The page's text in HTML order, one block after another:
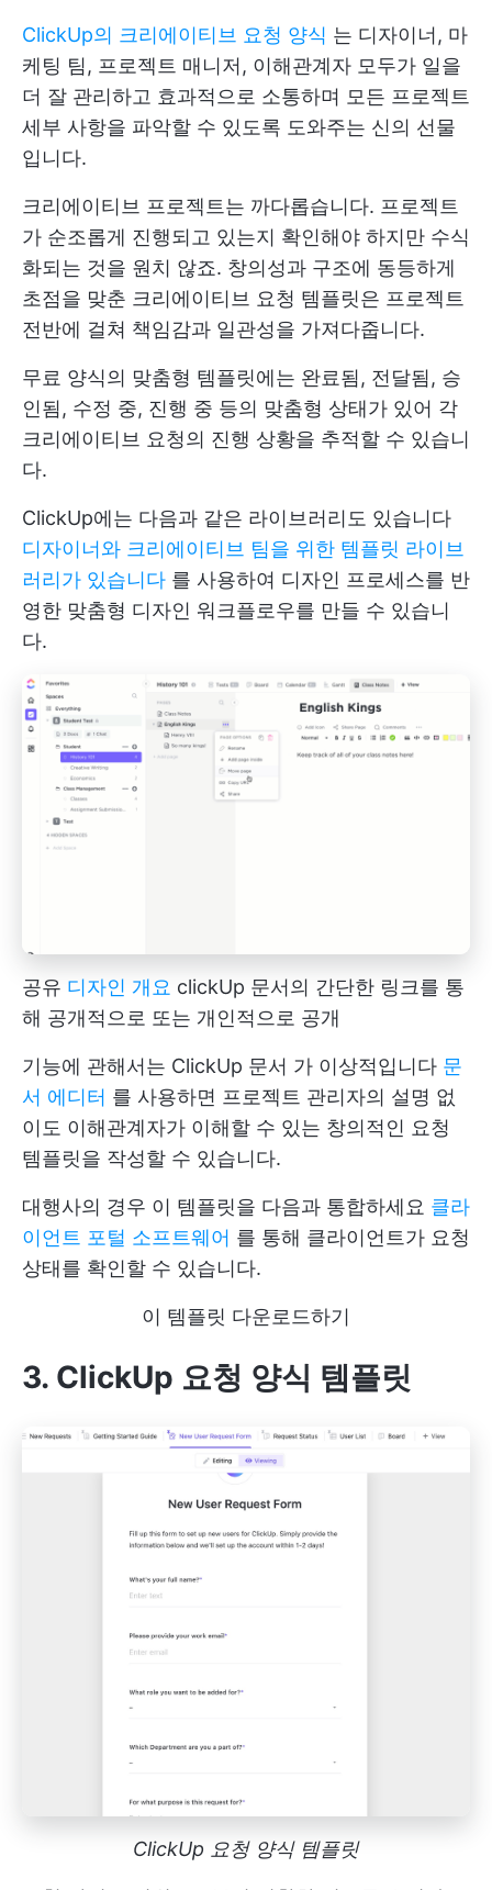
ClickUp의 크리에이티브 요청 양식 는 디자이너, 마
케팅 팀, 프로젝트 매니저, 이해관계자 모두가 일을
더 잘 관리하고 효과적으로 소통하며 모든 프로젝트
세부 사항을 파악할 수 있도록 도와주는 신의 선물
입니다.
크리에이티브 프로젝트는 까다롭습니다. 프로젝트
가 순조롭게 진행되고 있는지 확인해야 하지만 수식
화되는 것을 원치 않죠. 창의성과 구조에 동등하게
초점을 맞춘 크리에이티브 요청 템플릿은 프로젝트
전반에 걸쳐 책임감과 일관성을 가져다줍니다.
무료 양식의 맞춤형 템플릿에는 완료됨, 전달됨, 승
인됨, 수정 중, 진행 중 등의 맞춤형 상태가 있어 각
크리에이티브 요청의 진행 상황을 추적할 수 있습니
다.
ClickUp에는 다음과 같은 라이브러리도 있습니다
디자이너와 크리에이티브 팀을 위한 템플릿 라이브
러리가 있습니다 를 사용하여 디자인 프로세스를 반
영한 맞춤형 디자인 워크플로우를 만들 수 있습니
다.
공유 디자인 개요 clickUp 문서의 간단한 링크를 통
해 공개적으로 또는 개인적으로 공개
기능에 관해서는 ClickUp 문서 가 이상적입니다 문
서 에디터 를 사용하면 프로젝트 관리자의 설명 없
이도 이해관계자가 이해할 수 있는 창의적인 요청
템플릿을 작성할 수 있습니다.
대행사의 경우 이 템플릿을 다음과 통합하세요 클라
이언트 포털 소프트웨어 를 통해 클라이언트가 요청
상태를 확인할 수 있습니다.
이 템플릿 다운로드하기
3. ClickUp 요청 양식 템플릿
ClickUp 요청 양식 템플릿